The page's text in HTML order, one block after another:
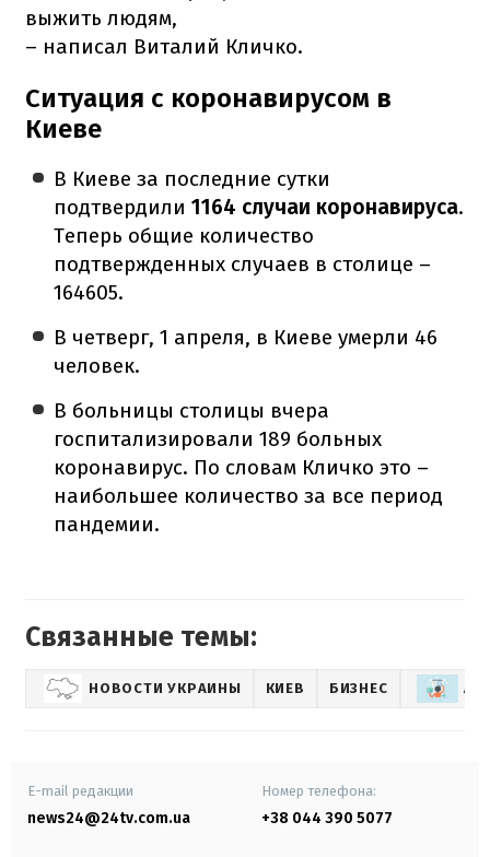
выжить людям,
– написал Виталий Кличко.
Ситуация с коронавирусом в
Киеве
В Киеве за последние сутки
подтвердили 1164 случаи коронавируса.
Теперь общие количество
подтвержденных случаев в столице –
164605.
В четверг, 1 апреля, в Киеве умерли 46
человек.
В больницы столицы вчера
госпитализировали 189 больных
коронавирус. По словам Кличко это –
наибольшее количество за все период
пандемии.
Связанные темы:
НОВОСТИ УКРАИНЫ КИЕВ БИЗНЕС
E-mail редакции
news24@24tv.com.ua
Номер телефона:
+38 044 390 5077